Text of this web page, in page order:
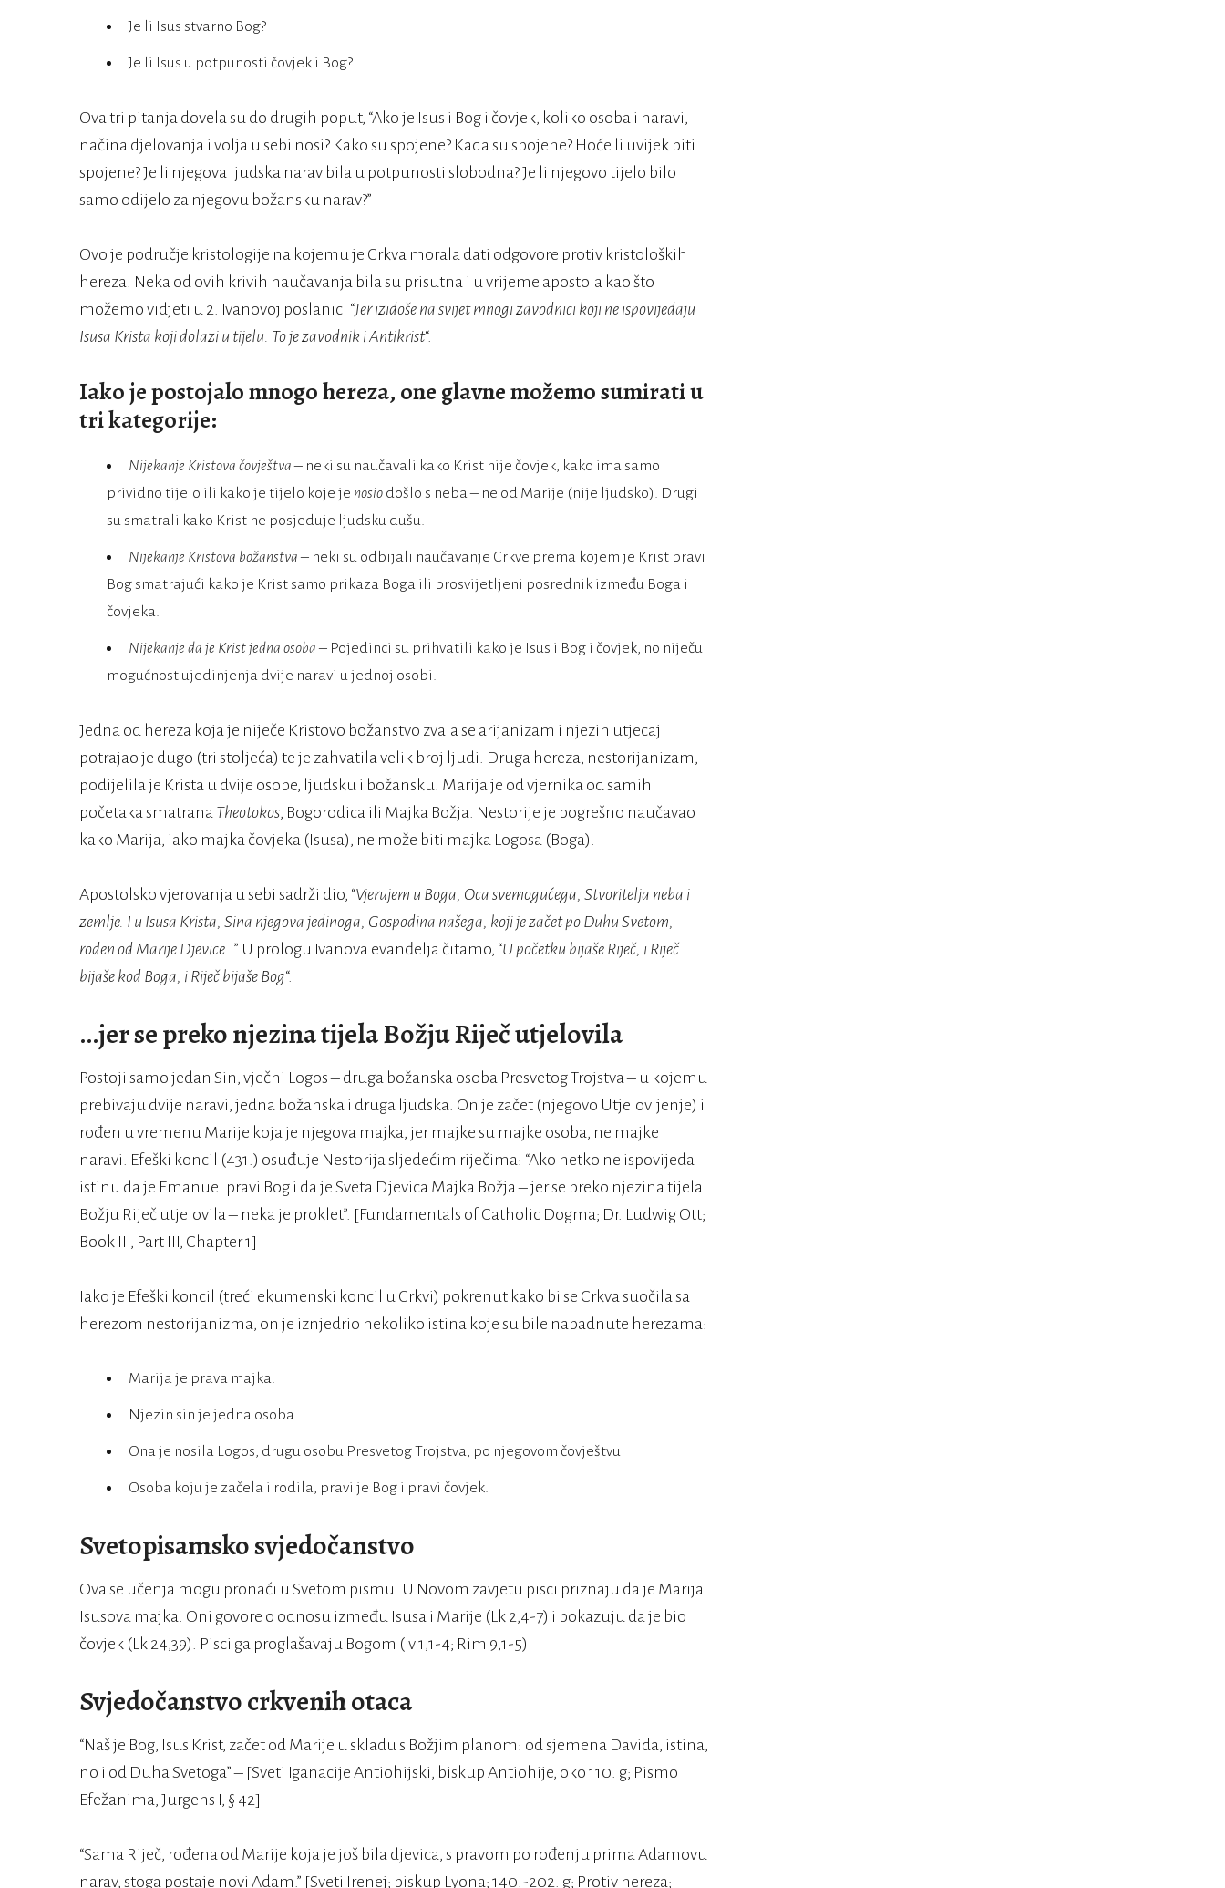
Je li Isus stvarno Bog?
Je li Isus u potpunosti čovjek i Bog?
Ova tri pitanja dovela su do drugih poput, “Ako je Isus i Bog i čovjek, koliko osoba i naravi,
načina djelovanja i volja u sebi nosi? Kako su spojene? Kada su spojene? Hoće li uvijek biti
spojene? Je li njegova ljudska narav bila u potpunosti slobodna? Je li njegovo tijelo bilo
samo odijelo za njegovu božansku narav?”
Ovo je područje kristologije na kojemu je Crkva morala dati odgovore protiv kristoloških
hereza. Neka od ovih krivih naučavanja bila su prisutna i u vrijeme apostola kao što
možemo vidjeti u 2. Ivanovoj poslanici “Jer iziđoše na svijet mnogi zavodnici koji ne ispovijedaju
Isusa Krista koji dolazi u tijelu. To je zavodnik i Antikrist“.
Iako je postojalo mnogo hereza, one glavne možemo sumirati u
tri kategorije:
Nijekanje Kristova čovještva– neki su naučavali kako Krist nije čovjek, kako ima samo
prividno tijelo ili kako je tijelo koje je nosio došlo s neba – ne od Marije (nije ljudsko). Drugi
su smatrali kako Krist ne posjeduje ljudsku dušu.
Nijekanje Kristova božanstva – neki su odbijali naučavanje Crkve prema kojem je Krist pravi
Bog smatrajući kako je Krist samo prikaza Boga ili prosvijetljeni posrednik između Boga i
čovjeka.
Nijekanje da je Krist jedna osoba – Pojedinci su prihvatili kako je Isus i Bog i čovjek, no niječu
mogućnost ujedinjenja dvije naravi u jednoj osobi.
Jedna od hereza koja je niječe Kristovo božanstvo zvala se arijanizam i njezin utjecaj
potrajao je dugo (tri stoljeća) te je zahvatila velik broj ljudi. Druga hereza, nestorijanizam,
podijelila je Krista u dvije osobe, ljudsku i božansku. Marija je od vjernika od samih
početaka smatrana Theotokos, Bogorodica ili Majka Božja. Nestorije je pogrešno naučavao
kako Marija, iako majka čovjeka (Isusa), ne može biti majka Logosa (Boga).
Apostolsko vjerovanja u sebi sadrži dio, “Vjerujem u Boga, Oca svemogućega, Stvoritelja neba i
zemlje. I u Isusa Krista, Sina njegova jedinoga, Gospodina našega, koji je začet po Duhu Svetom,
rođen od Marije Djevice…” U prologu Ivanova evanđelja čitamo, “U početku bijaše Riječ, i Riječ
bijaše kod Boga, i Riječ bijaše Bog“.
…jer se preko njezina tijela Božju Riječ utjelovila
Postoji samo jedan Sin, vječni Logos – druga božanska osoba Presvetog Trojstva – u kojemu
prebivaju dvije naravi, jedna božanska i druga ljudska. On je začet (njegovo Utjelovljenje) i
rođen u vremenu Marije koja je njegova majka, jer majke su majke osoba, ne majke
naravi. Efeški koncil (431.) osuđuje Nestorija sljedećim riječima: “Ako netko ne ispovijeda
istinu da je Emanuel pravi Bog i da je Sveta Djevica Majka Božja – jer se preko njezina tijela
Božju Riječ utjelovila – neka je proklet”. [Fundamentals of Catholic Dogma; Dr. Ludwig Ott;
Book III, Part III, Chapter 1]
Iako je Efeški koncil (treći ekumenski koncil u Crkvi) pokrenut kako bi se Crkva suočila sa
herezom nestorijanizma, on je iznjedrio nekoliko istina koje su bile napadnute herezama:
Marija je prava majka.
Njezin sin je jedna osoba.
Ona je nosila Logos, drugu osobu Presvetog Trojstva, po njegovom čovještvu
Osoba koju je začela i rodila, pravi je Bog i pravi čovjek.
Svetopisamsko svjedočanstvo
Ova se učenja mogu pronaći u Svetom pismu. U Novom zavjetu pisci priznaju da je Marija
Isusova majka. Oni govore o odnosu između Isusa i Marije (Lk 2,4-7) i pokazuju da je bio
čovjek (Lk 24,39). Pisci ga proglašavaju Bogom (Iv 1,1-4; Rim 9,1-5)
Svjedočanstvo crkvenih otaca
“Naš je Bog, Isus Krist, začet od Marije u skladu s Božjim planom: od sjemena Davida, istina,
no i od Duha Svetoga” – [Sveti Iganacije Antiohijski, biskup Antiohije, oko 110. g; Pismo
Efežanima; Jurgens I, § 42]
“Sama Riječ, rođena od Marije koja je još bila djevica, s pravom po rođenju prima Adamovu
narav, stoga postaje novi Adam.” [Sveti Irenej; biskup Lyona; 140.-202. g; Protiv hereza;